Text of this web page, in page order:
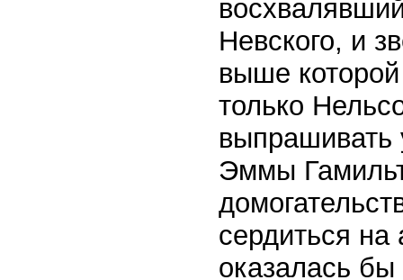
Невского, и
выше
только
выпрашивать
Эммы
сердиться
оказалась